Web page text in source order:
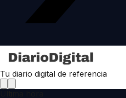
Tu diario digital de referencia